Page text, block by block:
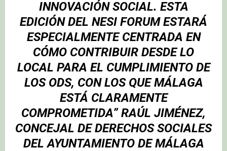
INNOVACIÓN SOCIAL. ESTA
EDICIÓN DEL NESI FORUM ESTARÁ
ESPECIALMENTE CENTRADA EN
CÓMO CONTRIBUIR DESDE LO
LOCAL PARA EL CUMPLIMIENTO DE
LOS ODS, CON LOS QUE MÁLAGA
ESTÁ CLARAMENTE
COMPROMETIDA” RAÚL JIMÉNEZ,
CONCEJAL DE DERECHOS SOCIALES
DEL AYUNTAMIENTO DE MÁLAGA